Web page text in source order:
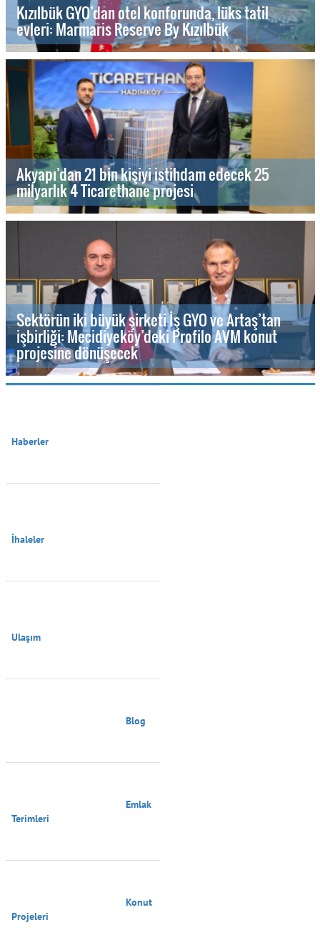
Kızılbük GYO’dan otel konforunda, lüks tatil
evleri: Marmaris Reserve By Kızılbük
Akyapı’dan 21 bin kişiyi istihdam edecek 25
milyarlık 4 Ticarethane projesi
Sektörün iki büyük şirketi İş GYO ve Artaş’tan
işbirliği: Mecidiyeköy’deki Profilo AVM konut
projesine dönüşecek
Haberler
İhaleler
Ulaşım
Terimleri
Projeleri